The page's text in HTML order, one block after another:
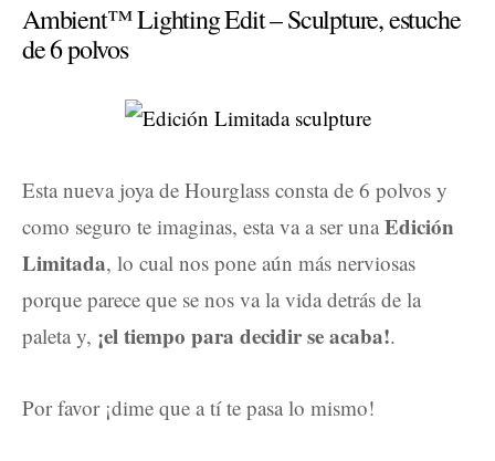
Ambient™ Lighting Edit – Sculpture, estuche
de 6 polvos
Esta nueva joya de Hourglass consta de 6 polvos y
como seguro te imaginas, esta va a ser una Edición
Limitada, lo cual nos pone aún más nerviosas
porque parece que se nos va la vida detrás de la
paleta y, ¡el tiempo para decidir se acaba!.
Por favor ¡dime que a tí te pasa lo mismo!